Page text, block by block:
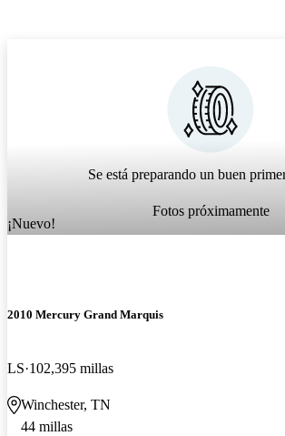
Se está preparando un buen
Fotos próximamente
¡Nuevo!
2010 Mercury Grand Marquis
LS 102,395 millas
Winchester, TN
44 millas